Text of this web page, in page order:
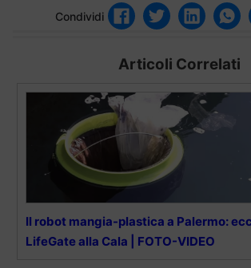
Condividi
Articoli Correlati
Il robot mangia-plastica a Palermo:
LifeGate alla Cala | FOTO-VIDEO